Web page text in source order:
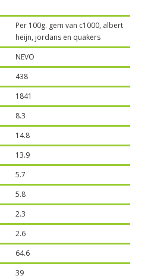
Per 100g. gem van c1000, albert
heijn, jordans en quakers
NEVO
438
1841
8.3
14.8
13.9
5.7
5.8
2.3
2.6
64.6
39